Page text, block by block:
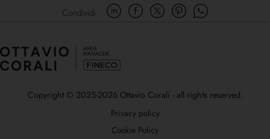
Condividi
Copyright © 2025-2026 Ottavio Corali - all rights reserved.
Privacy policy
Cookie Policy